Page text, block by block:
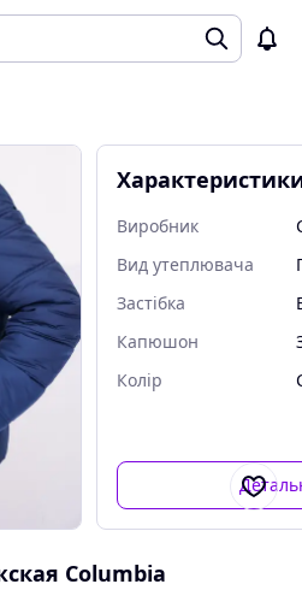
Виробник
Вид утеплювача
Застібка
Капюшон
Колір
Columbia